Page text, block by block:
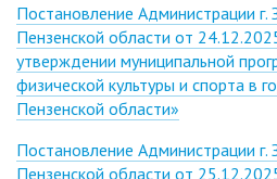
Постановление Администрации г.
Пензенской области от
утверждении муниципальной
физической культуры и спорта в
Пензенской области»
Постановление Администрации г.
Пензенской области от